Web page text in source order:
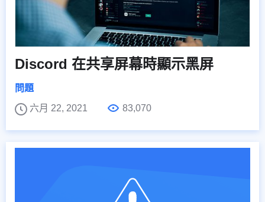
Discord 在共享屏幕時顯示黑屏
問題
六月 22, 2021
83,070